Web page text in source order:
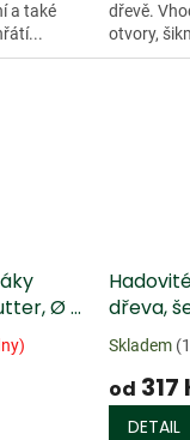
a také
dřevě.
otvory,
Vytváří
Ø v
dřeva,
stopka
Skladem
od 317
DETAIL